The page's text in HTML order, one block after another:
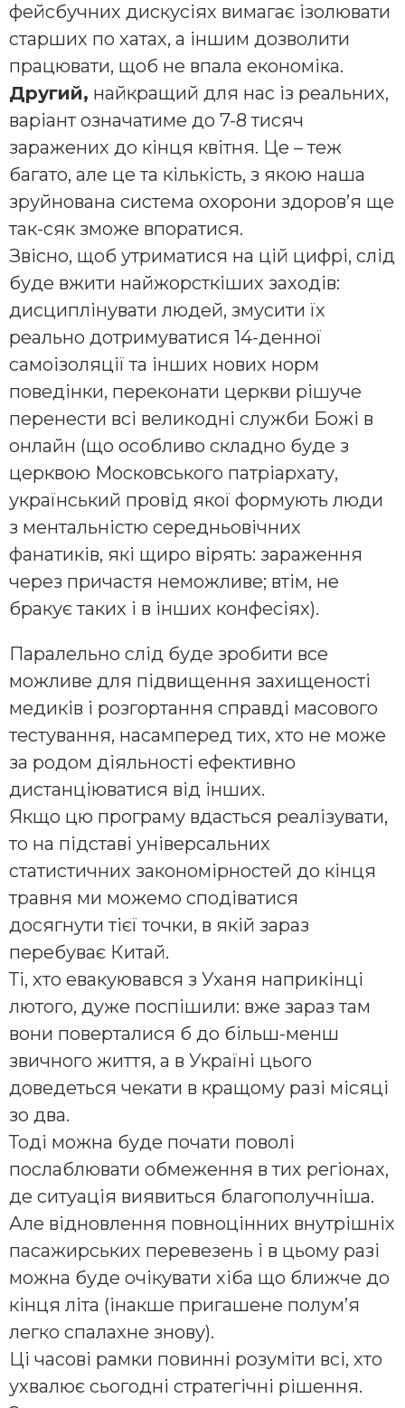
фейсбучних дискусіях вимагає ізолювати
старших по хатах, а іншим дозволити
працювати, щоб не впала економіка.
Другий, найкращий для нас із реальних,
варіант означатиме до 7-8 тисяч
заражених до кінця квітня. Це – теж
багато, але це та кількість, з якою наша
зруйнована система охорони здоров’я ще
так-сяк зможе впоратися.
Звісно, щоб утриматися на цій цифрі, слід
буде вжити найжорсткіших заходів:
дисциплінувати людей, змусити їх
реально дотримуватися 14-денної
самоізоляції та інших нових норм
поведінки, переконати церкви рішуче
перенести всі великодні служби Божі в
онлайн (що особливо складно буде з
церквою Московського патріархату,
український провід якої формують люди
з ментальністю середньовічних
фанатиків, які щиро вірять: зараження
через причастя неможливе; втім, не
бракує таких і в інших конфесіях).
Паралельно слід буде зробити все
можливе для підвищення захищеності
медиків і розгортання справді масового
тестування, насамперед тих, хто не може
за родом діяльності ефективно
дистанціюватися від інших.
Якщо цю програму вдасться реалізувати,
то на підставі універсальних
статистичних закономірностей до кінця
травня ми можемо сподіватися
досягнути тієї точки, в якій зараз
перебуває Китай.
Ті, хто евакуювався з Уханя наприкінці
лютого, дуже поспішили: вже зараз там
вони поверталися б до більш-менш
звичного життя, а в Україні цього
доведеться чекати в кращому разі місяці
зо два.
Тоді можна буде почати поволі
послаблювати обмеження в тих регіонах,
де ситуація виявиться благополучніша.
Але відновлення повноцінних внутрішніх
пасажирських перевезень і в цьому разі
можна буде очікувати хіба що ближче до
кінця літа (інакше пригашене полум’я
легко спалахне знову).
Ці часові рамки повинні розуміти всі, хто
ухвалює сьогодні стратегічні рішення.